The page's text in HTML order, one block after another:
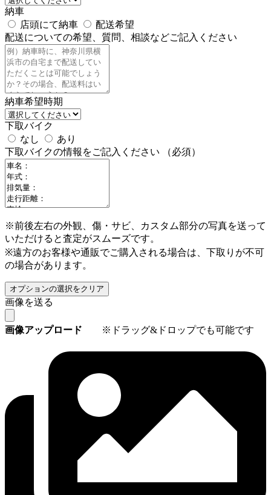
納車
店頭にて納車
配送希望
配送についての希望、質問、相談などご記入ください
納車希望時期
下取バイク
なし
あり
下取バイクの情報をご記入ください
（必須）
※前後左右の外観、傷・サビ、カスタム部分の写真を送って
いただけると査定がスムーズです。
※遠方のお客様や通販でご購入される場合は、下取りが不可
の場合があります。
オプションの選択をクリア
画像を送る
画像アップロード ※ドラッグ&ドロップでも可能です